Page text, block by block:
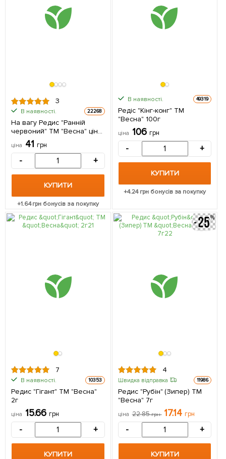
3
В наявності. 22268
На вагу Редис "Ранній
червоний" ТМ "Весна" ціна
за 10г
ціна 41 грн
- +
КУПИТИ
+1.64грн бонусів за покупку
В наявності. 49319
Редіс "Кінг-конг" ТМ
"Весна" 100г
ціна 106 грн
- +
КУПИТИ
+4.24грн бонусів за покупку
7
В наявності. 10353
Редис "Гігант" ТМ "Весна"
2г
ціна 15.66 грн
- +
КУПИТИ
4
Швидка відправка 11986
Редис "Рубін" (Зипер) ТМ
"Весна" 7г
ціна 22.85грн 17.14 грн
- +
КУПИТИ